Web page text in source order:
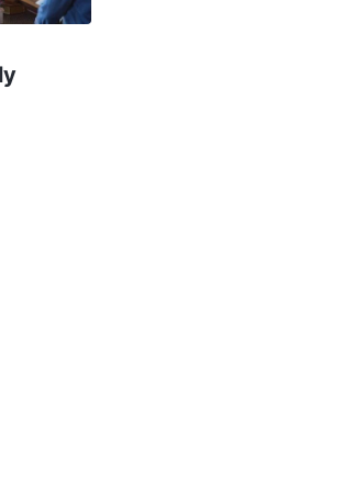
que tinha sido confiado a mim
o trabalho da igreja. Só